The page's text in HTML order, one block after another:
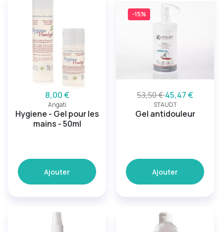
8,00 €
Angati
Hygiene - Gel pour les
mains - 50ml
Ajouter
−15%
53,50 €45,47 €
STAUDT
Gel antidouleur
Ajouter